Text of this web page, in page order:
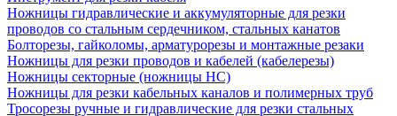
Ножницы гидравлические и аккумуляторные для резки
проводов со стальным сердечником, стальных канатов
Болторезы, гайколомы, арматурорезы и монтажные резаки
Ножницы для резки проводов и кабелей (кабелерезы)
Ножницы секторные (ножницы НС)
Ножницы для резки кабельных каналов и полимерных труб
Тросорезы ручные и гидравлические для резки стальных